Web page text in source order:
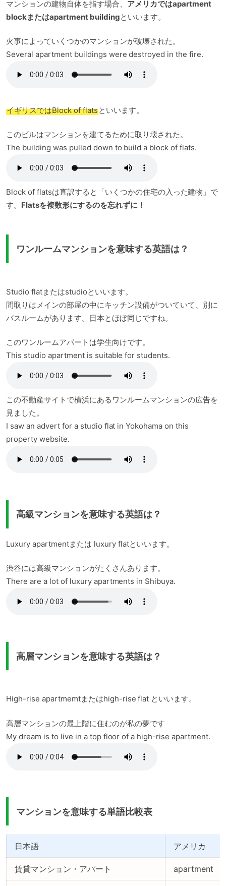
マンションの建物自体を指す場合、 アメリカではapartment
blockまたはapartment buildingといいます。
火事によっていくつかのマンションが破壊された。
Several apartment buildings were destroyed in the fire.
イギリスではBlock of flatsといいます。
このビルはマンションを建てるために取り壊された。
The building was pulled down to build a block of flats.
Block of flatsは直訳すると「いくつかの住宅の入った建物」で
す。 Flatsを複数形にするのを忘れずに！
ワンルームマンションを意味する英語は？
Studio flatまたはstudioといいます。
間取りはメインの部屋の中にキッチン設備がついていて、別に
バスルームがあります。日本とほぼ同じですね。
このワンルームアパートは学生向けです。
This studio apartment is suitable for students.
この不動産サイトで横浜にあるワンルームマンションの広告を
見ました。
I saw an advert for a studio flat in Yokohama on this
property website.
高級マンションを意味する英語は？
Luxury apartmentまたは luxury flatといいます。
渋谷には高級マンションがたくさんあります。
There are a lot of luxury apartments in Shibuya.
高層マンションを意味する英語は？
High-rise apartmemtまたはhigh-rise flat といいます。
高層マンションの最上階に住むのが私の夢です
My dream is to live in a top floor of a high-rise apartment.
マンションを意味する単語比較表
日本語 アメリカ
賃貸マンション・アパート apartment